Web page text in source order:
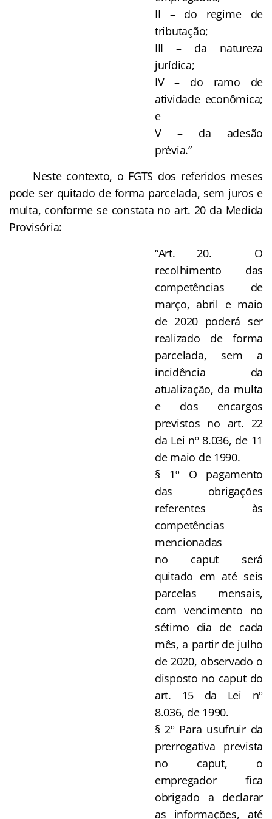
II – do regime de
tributação;
III – da natureza
jurídica;
IV – do ramo de
atividade econômica;
e
V – da adesão
prévia.”
Neste contexto, o FGTS dos referidos meses
pode ser quitado de forma parcelada, sem juros e
multa, conforme se constata no art. 20 da Medida
Provisória:
“Art. 20. O
recolhimento das
competências de
março, abril e maio
de 2020 poderá ser
realizado de forma
parcelada, sem a
incidência da
atualização, da multa
e dos encargos
previstos no art. 22
da Lei nº 8.036, de 11
de maio de 1990.
§ 1º O pagamento
das obrigações
referentes às
competências
mencionadas
no caput será
quitado em até seis
parcelas mensais,
com vencimento no
sétimo dia de cada
mês, a partir de julho
de 2020, observado o
disposto no caput do
art. 15 da Lei nº
8.036, de 1990.
§ 2º Para usufruir da
prerrogativa prevista
no caput, o
empregador fica
obrigado a declarar
as informações, até